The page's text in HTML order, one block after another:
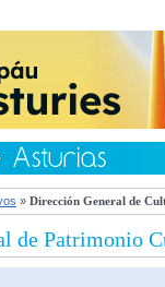
» Dirección General de
de Patrimonio